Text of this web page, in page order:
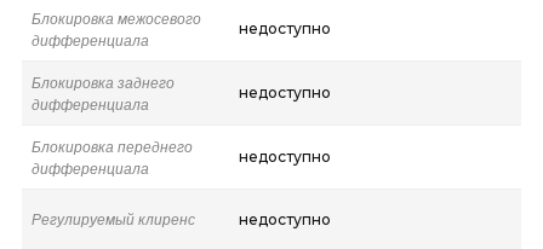
Блокировка межосевого
дифференциала
недоступно
Блокировка заднего
дифференциала
недоступно
Блокировка переднего
дифференциала
недоступно
Регулируемый клиренс недоступно